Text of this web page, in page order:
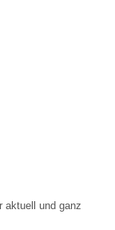
aktuell und ganz